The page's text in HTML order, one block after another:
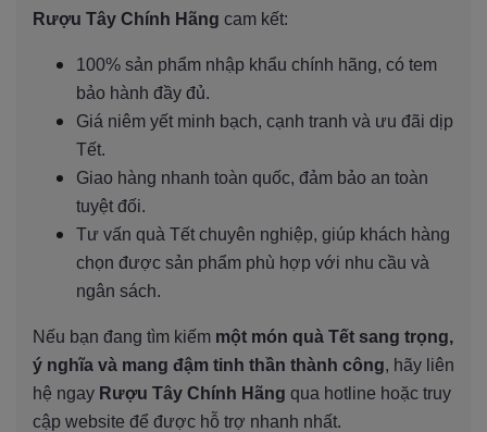
Rượu Tây Chính Hãng cam kết:
100% sản phẩm nhập khẩu chính hãng, có tem
bảo hành đầy đủ.
Giá niêm yết minh bạch, cạnh tranh và ưu đãi dịp
Tết.
Giao hàng nhanh toàn quốc, đảm bảo an toàn
tuyệt đối.
Tư vấn quà Tết chuyên nghiệp, giúp khách hàng
chọn được sản phẩm phù hợp với nhu cầu và
ngân sách.
Nếu bạn đang tìm kiếm một món quà Tết sang trọng,
ý nghĩa và mang đậm tinh thần thành công, hãy liên
hệ ngay Rượu Tây Chính Hãng qua hotline hoặc truy
cập website để được hỗ trợ nhanh nhất.